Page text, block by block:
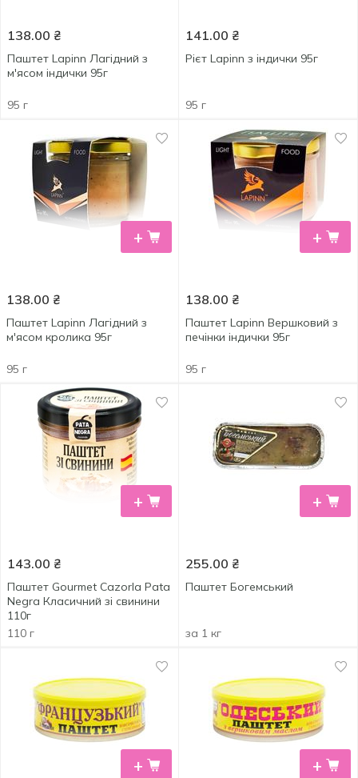
138.00 ₴
Паштет Lapinn Лагідний з
м'ясом індички 95г
95 г
141.00 ₴
Рієт Lapinn з індички 95г
95 г
+
138.00 ₴
Паштет Lapinn Лагідний з
м'ясом кролика 95г
95 г
+
138.00 ₴
Паштет Lapinn Вершковий з
печінки індички 95г
95 г
+
143.00 ₴
Паштет Gourmet Cazorla Pata
Negra Класичний зі свинини
110г
110 г
+
255.00 ₴
Паштет Богемський
за 1 кг
+ +